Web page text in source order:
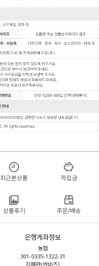
최근본상품 적립금
상품후기 주문/배송
은행계좌정보
농협
301-0335-1322-31
김해란(싼비즈)